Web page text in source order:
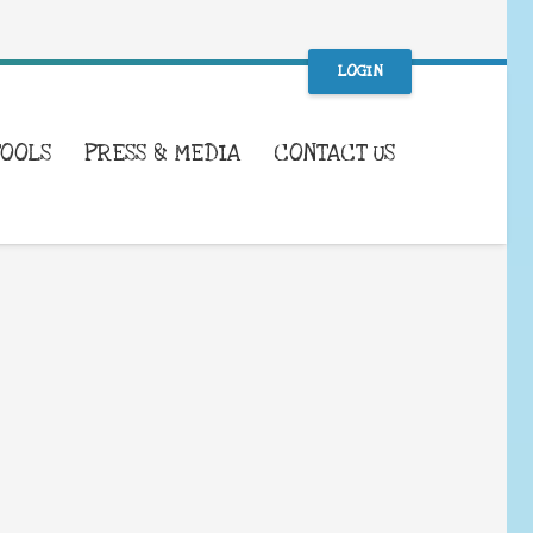
LOGIN
PRESS & MEDIA CONTACT US